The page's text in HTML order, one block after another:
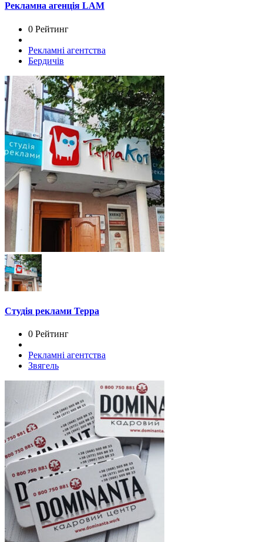
Рекламна агенція LAM
0 Рейтинг
Рекламні агентства
Бердичів
Студія реклами Терра
0 Рейтинг
Рекламні агентства
Звягель